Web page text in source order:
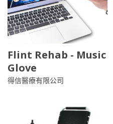
Flint Rehab - Music
Glove
得信醫療有限公司